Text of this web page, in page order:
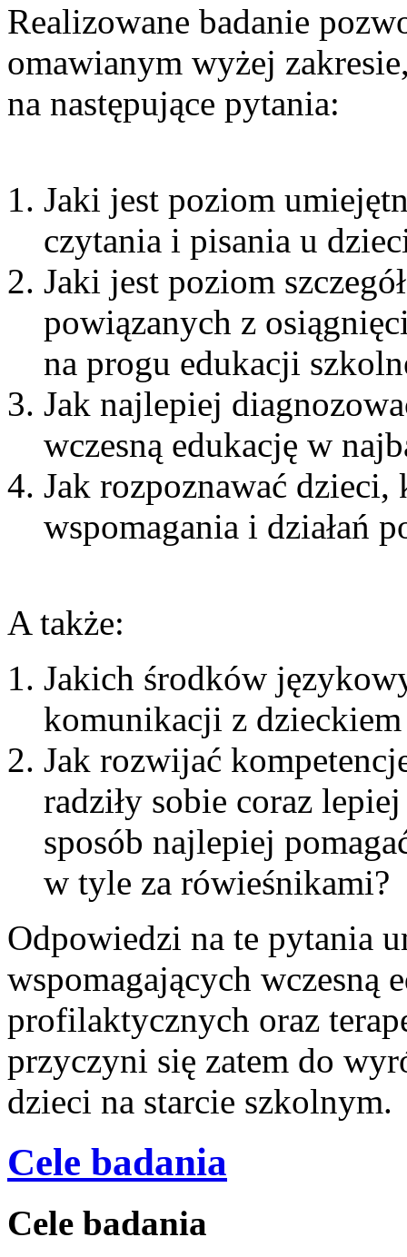
Realizowane badanie
omawianym wyżej
na następujące pytania:
Jaki jest poziom
czytania i pisania u
Jaki jest poziom
powiązanych z
na progu edukacji
Jak najlepiej
wczesną edukację w
Jak rozpoznawać
wspomagania i działań
A także:
Jakich środków
komunikacji z
Jak rozwijać
radziły sobie coraz
sposób najlepiej
w tyle za rówieśnikami?
Odpowiedzi na te pytania
wspomagających wczesną
profilaktycznych oraz
przyczyni się zatem do
dzieci na starcie szkolnym.
Cele badania
Cele badania